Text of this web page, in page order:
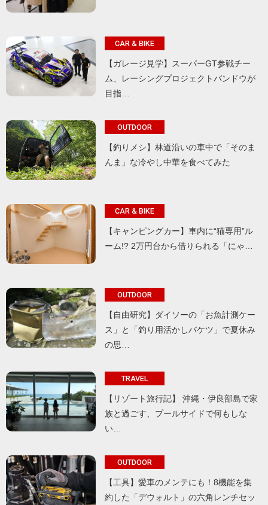
CAR & BIKE
【ガレージ見学】スーパーGT参戦チー
ム、レーシングプロジェクトバンドウが
目指…
OUTDOOR
【釣りメシ】林道沿いの車中で「そのま
んま」な冷やし中華を食べてみた
CAR & BIKE
【キャンピングカー】車内に“猫専用”ル
ーム!? 2万円台から借りられる「にゃ…
OUTDOOR
【自由研究】ダイソーの「お魚計測ケー
ス」と「釣り用活かしバケツ」で夏休み
の思…
TRAVEL
【リゾート旅行記】 沖縄・伊良部島で家
族と過ごす、プールサイドで何もしな
い…
OUTDOOR
【工具】愛車のメンテにも！8機能を集
約した「デウォルト」の六角レンチセッ